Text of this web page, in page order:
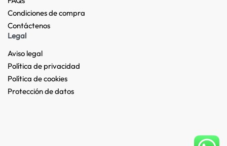
Condiciones de compra
Contáctenos
Legal
Aviso legal
Política de privacidad
Política de cookies
Protección de datos